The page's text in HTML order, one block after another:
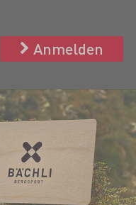
Anmelden